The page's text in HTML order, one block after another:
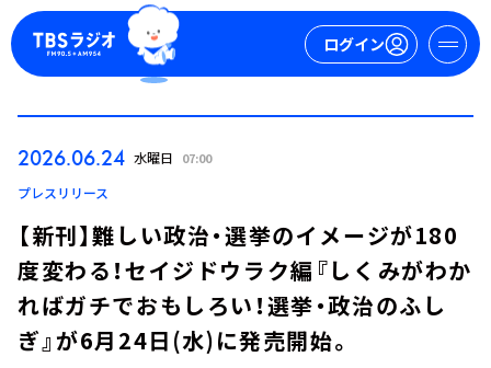
ログイン
2026.06.24 水曜日 07:00
プレスリリース
【新刊】難しい政治・選挙のイメージが180
度変わる！セイジドウラク編『しくみがわか
ればガチでおもしろい！選挙・政治のふし
ぎ』が6月24日(水)に発売開始。